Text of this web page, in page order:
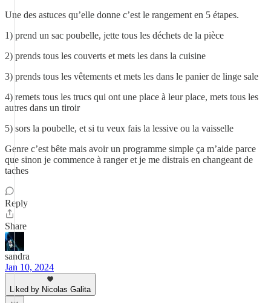
Une des astuces qu’elle donne c’est le rangement en 5 étapes.
1) prend un sac poubelle, jette tous les déchets de la pièce
2) prends tous les couverts et mets les dans la cuisine
3) prends tous les vêtements et mets les dans le panier de linge sale
4) remets tous les trucs qui ont une place à leur place, mets tous les
autres dans un tiroir
5) sors la poubelle, et si tu veux fais la lessive ou la vaisselle
Genre c’est bête mais avoir un programme simple ça m’aide parce
que sinon je commence à ranger et je me distrais en changeant de
taches
Reply
Share
sandra
Jan 10, 2024
Liked by Nicolas Galita